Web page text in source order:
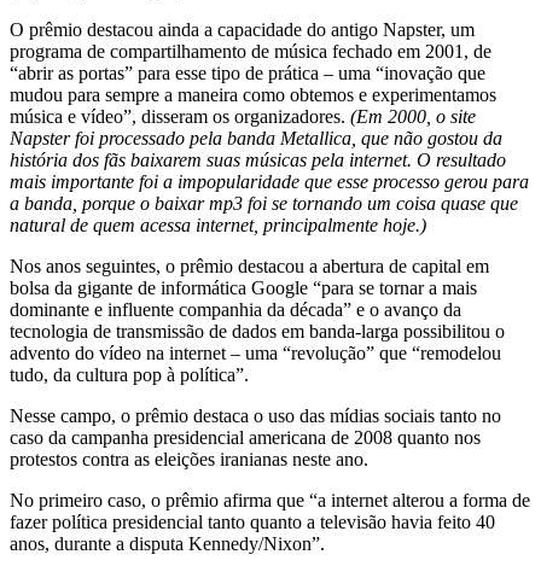
O prêmio destacou ainda a capacidade do antigo Napster, um
programa de compartilhamento de música fechado em 2001, de
“abrir as portas” para esse tipo de prática – uma “inovação que
mudou para sempre a maneira como obtemos e experimentamos
música e vídeo”, disseram os organizadores. (Em 2000, o site
Napster foi processado pela banda Metallica, que não gostou da
história dos fãs baixarem suas músicas pela internet. O resultado
mais importante foi a impopularidade que esse processo gerou para
a banda, porque o baixar mp3 foi se tornando um coisa quase que
natural de quem acessa internet, principalmente hoje.)
Nos anos seguintes, o prêmio destacou a abertura de capital em
bolsa da gigante de informática Google “para se tornar a mais
dominante e influente companhia da década” e o avanço da
tecnologia de transmissão de dados em banda-larga possibilitou o
advento do vídeo na internet – uma “revolução” que “remodelou
tudo, da cultura pop à política”.
Nesse campo, o prêmio destaca o uso das mídias sociais tanto no
caso da campanha presidencial americana de 2008 quanto nos
protestos contra as eleições iranianas neste ano.
No primeiro caso, o prêmio afirma que “a internet alterou a forma de
fazer política presidencial tanto quanto a televisão havia feito 40
anos, durante a disputa Kennedy/Nixon”.